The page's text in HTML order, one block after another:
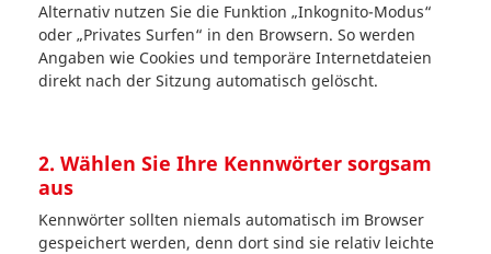
Alternativ nutzen Sie die Funktion „Inkognito-Modus“
oder „Privates Surfen“ in den Browsern. So werden
Angaben wie Cookies und temporäre Internetdateien
direkt nach der Sitzung automatisch gelöscht.
2. Wählen Sie Ihre Kennwörter sorgsam
aus
Kennwörter sollten niemals automatisch im Browser
gespeichert werden, denn dort sind sie relativ leichte